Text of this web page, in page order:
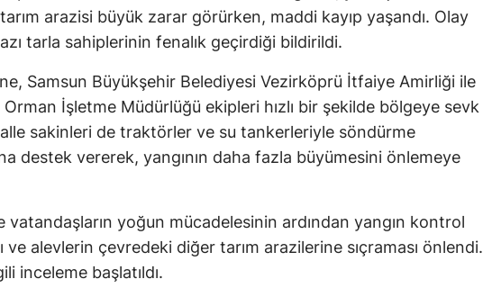
tarım arazisi büyük zarar görürken, maddi kayıp yaşandı. Olay
tarla sahiplerinin fenalık geçirdiği bildirildi.
Samsun Büyükşehir Belediyesi Vezirköprü İtfaiye Amirliği ile
İşletme Müdürlüğü ekipleri hızlı bir şekilde bölgeye sevk
sakinleri de traktörler ve su tankerleriyle söndürme
destek vererek, yangının daha fazla büyümesini önlemeye
vatandaşların yoğun mücadelesinin ardından yangın kontrol
ve alevlerin çevredeki diğer tarım arazilerine sıçraması önlendi.
inceleme başlatıldı.